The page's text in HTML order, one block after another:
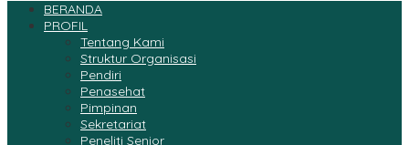
BERANDA
PROFIL
Tentang Kami
Struktur Organisasi
Pendiri
Penasehat
Pimpinan
Sekretariat
Peneliti Senior